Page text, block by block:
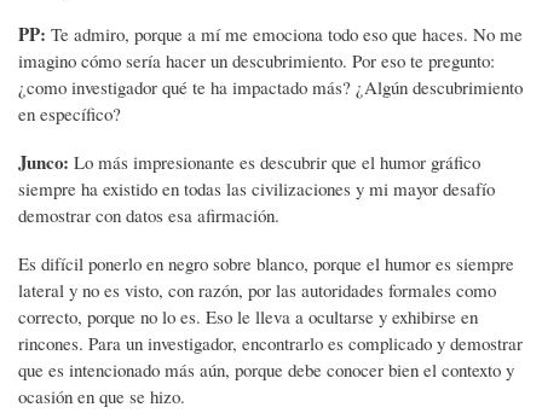
PP: Te admiro, porque a mí me emociona todo eso que haces. No me
imagino cómo sería hacer un descubrimiento. Por eso te pregunto:
¿como investigador qué te ha impactado más? ¿Algún descubrimiento
en específico?
Junco: Lo más impresionante es descubrir que el humor gráfico
siempre ha existido en todas las civilizaciones y mi mayor desafío
demostrar con datos esa afirmación.
Es difícil ponerlo en negro sobre blanco, porque el humor es siempre
lateral y no es visto, con razón, por las autoridades formales como
correcto, porque no lo es. Eso le lleva a ocultarse y exhibirse en
rincones. Para un investigador, encontrarlo es complicado y demostrar
que es intencionado más aún, porque debe conocer bien el contexto y
ocasión en que se hizo.